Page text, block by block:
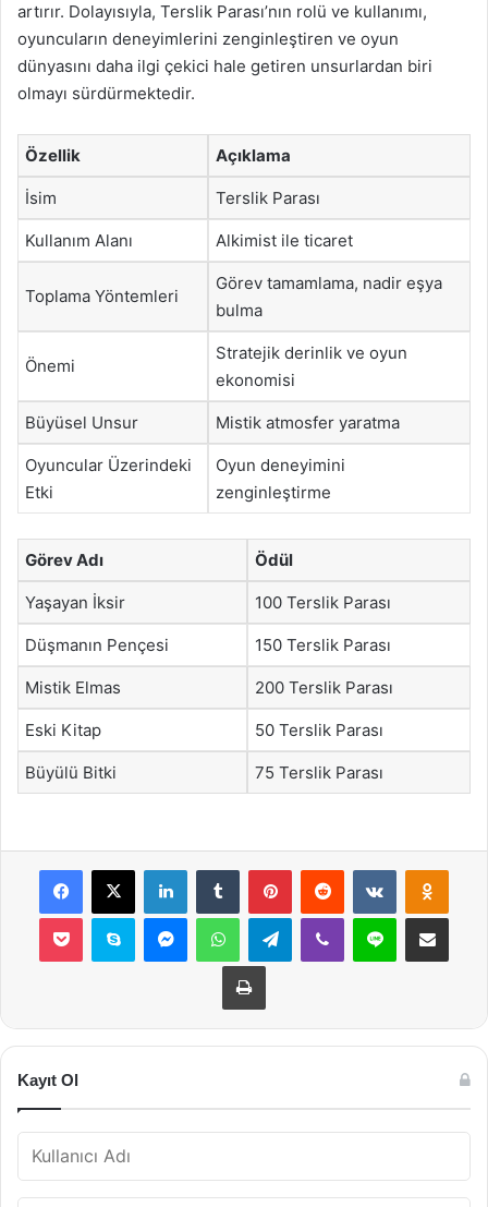
artırır. Dolayısıyla, Terslik Parası’nın rolü ve kullanımı,
oyuncuların deneyimlerini zenginleştiren ve oyun
dünyasını daha ilgi çekici hale getiren unsurlardan biri
olmayı sürdürmektedir.
Özellik Açıklama
İsim Terslik Parası
Kullanım Alanı Alkimist ile ticaret
Toplama Yöntemleri
Görev tamamlama, nadir eşya
bulma
Önemi
Stratejik derinlik ve oyun
ekonomisi
Büyüsel Unsur Mistik atmosfer yaratma
Oyuncular Üzerindeki
Etki
Oyun deneyimini
zenginleştirme
Görev Adı Ödül
Yaşayan İksir 100 Terslik Parası
Düşmanın Pençesi 150 Terslik Parası
Mistik Elmas 200 Terslik Parası
Eski Kitap 50 Terslik Parası
Büyülü Bitki 75 Terslik Parası
Facebook
X LinkedInTumblr PinterestReddit VKontakte
Pocket Skype MessengerWhatsAppTelegramViber Line E-Posta ile
Yazdır
Kayıt Ol